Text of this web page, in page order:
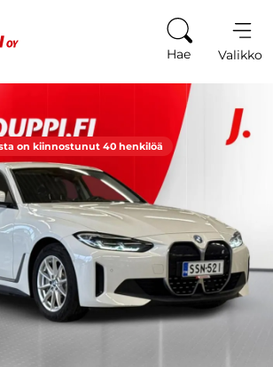
Hae Valikko
on kiinnostunut 40 henkilöä